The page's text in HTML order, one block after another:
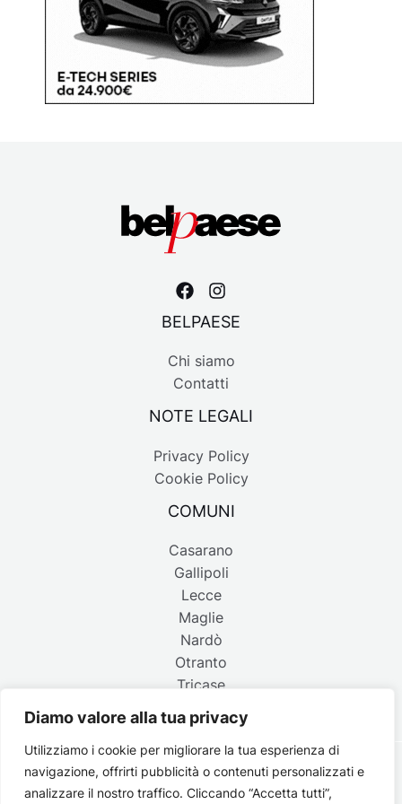
Diamo valore alla tua privacy
Utilizziamo i cookie per migliorare la tua esperienza di
navigazione, offrirti pubblicità o contenuti personalizzati e
analizzare il nostro traffico. Cliccando “Accetta tutti”,
BELPAESE
Chi siamo
Contatti
NOTE LEGALI
Privacy Policy
Cookie Policy
COMUNI
Casarano
Gallipoli
Lecce
Maglie
Nardò
Otranto
Tricase
Copyright © 2026 Belpaese | Periodico d'informazione del